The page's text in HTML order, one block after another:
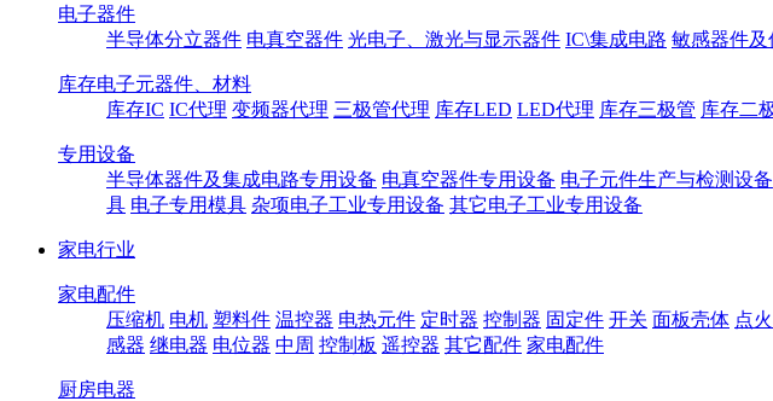
电子器件
半导体分立器件 电真空器件 光电子、激光与显示器件 IC\集成电路 敏感器件及
库存电子元器件、材料
库存IC IC代理 变频器代理 三极管代理 库存LED LED代理 库存三极管 库存二
专用设备
半导体器件及集成电路专用设备 电真空器件专用设备 电子元件生产与检测设备
具 电子专用模具 杂项电子工业专用设备 其它电子工业专用设备
家电行业
家电配件
压缩机 电机 塑料件 温控器 电热元件 定时器 控制器 固定件 开关 面板壳体 点
感器 继电器 电位器 中周 控制板 遥控器 其它配件 家电配件
厨房电器